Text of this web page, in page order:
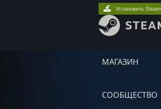
МАГАЗИН
СООБЩЕСТВО
Установить Steam